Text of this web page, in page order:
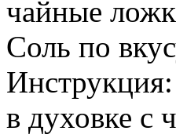
чайные
Соль по
в духовке с